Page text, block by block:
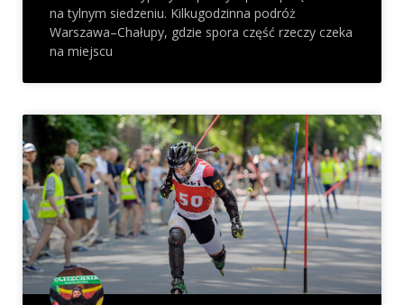
na tylnym siedzeniu. Kilkugodzinna podróż
Warszawa–Chałupy, gdzie spora część rzeczy czeka
na miejscu